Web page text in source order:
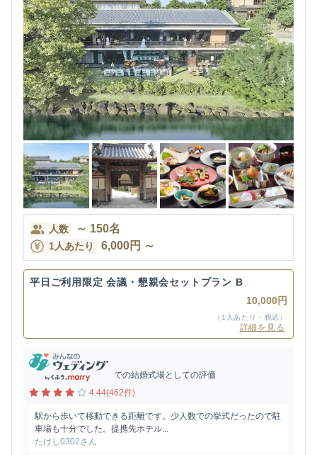
人数 ～ 150名
1人あたり 6,000円 ～
平日ご利用限定 会議・懇親会セットプラン B
10,000円
（1人あたり・税込）
詳細を見る
での結婚式場としての評価
4.44(462件)
駅から歩いて移動できる距離です。少人数での挙式だったので駐
車場も十分でした。提携先ホテル...
たけし0302さん